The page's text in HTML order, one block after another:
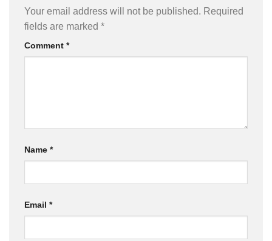
Your email address will not be published. Required
fields are marked *
Comment *
Name *
Email *